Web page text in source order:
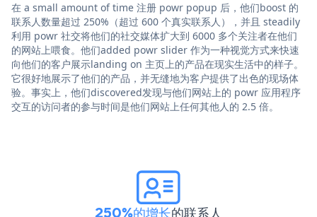
在 a small amount of time 注册 powr popup 后，他们boost 的
联系人数量超过 250%（超过 600 个真实联系人），并且 steadily
利用 powr 社交将他们的社交媒体扩大到 6000 多个关注者在他们
的网站上喂食。他们added powr slider 作为一种视觉方式来快速
向他们的客户展示landing on 主页上的产品在现实生活中的样子。
它很好地展示了他们的产品，并无缝地为客户提供了出色的现场体
验。事实上，他们discovered发现与他们网站上的 powr 应用程序
交互的访问者的参与时间是他们网站上任何其他人的 2.5 倍。
250%的增长的联系人